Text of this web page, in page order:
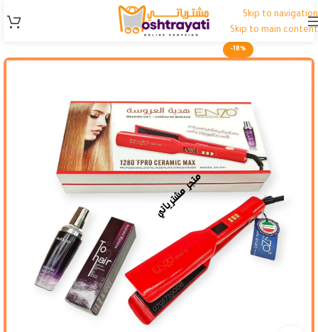
Skip to navigation
Skip to main content
-18%